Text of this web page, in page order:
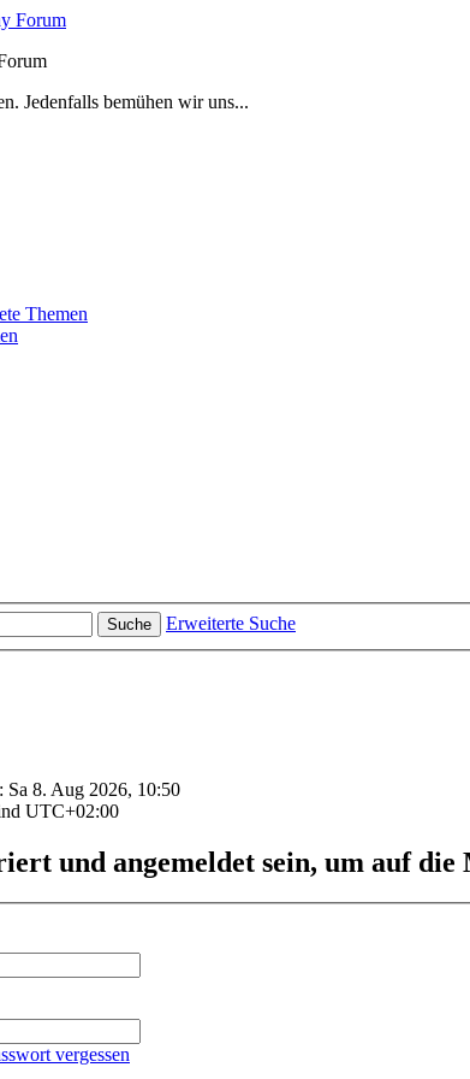
Jedenfalls bemühen wir uns...
Themen
Suche Erweiterte Suche
Sa 8. Aug 2026, 10:50
UTC+02:00
und angemeldet sein, um auf
vergessen